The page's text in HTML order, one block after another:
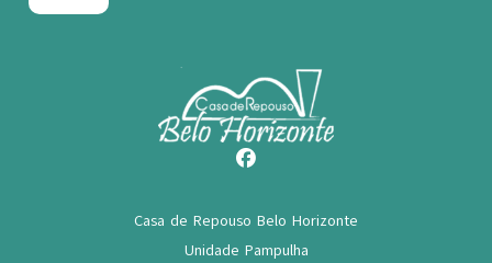
Casa de Repouso Belo Horizonte
Unidade Pampulha